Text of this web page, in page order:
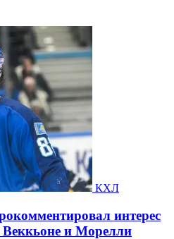
КХЛ
интерес
и Морелли